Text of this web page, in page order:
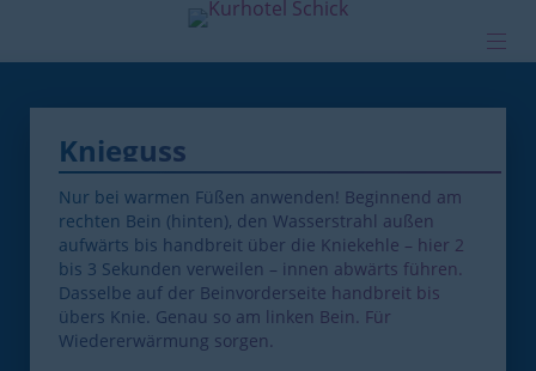
Hier bei uns
Gesundheit
Aktuelles
Info/Preise
Knieguss
Nur bei warmen Füßen anwenden! Beginnend am
rechten Bein (hinten), den Wasserstrahl außen
aufwärts bis handbreit über die Kniekehle – hier 2
bis 3 Sekunden verweilen – innen abwärts führen.
Dasselbe auf der Beinvorderseite handbreit bis
übers Knie. Genau so am linken Bein. Für
Wiedererwärmung sorgen.